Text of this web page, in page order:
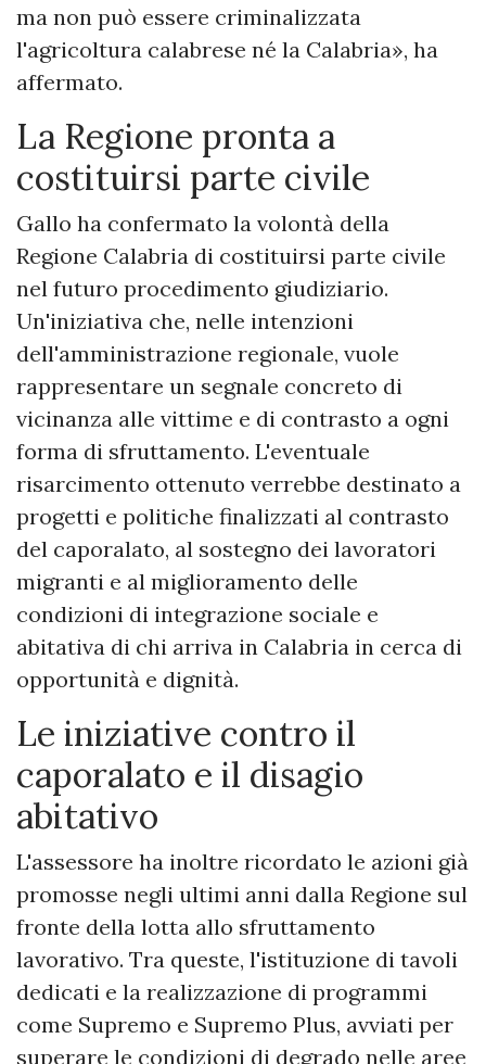
ma non può essere criminalizzata
l'agricoltura calabrese né la Calabria», ha
affermato.
La Regione pronta a
costituirsi parte civile
Gallo ha confermato la volontà della
Regione Calabria di costituirsi parte civile
nel futuro procedimento giudiziario.
Un'iniziativa che, nelle intenzioni
dell'amministrazione regionale, vuole
rappresentare un segnale concreto di
vicinanza alle vittime e di contrasto a ogni
forma di sfruttamento. L'eventuale
risarcimento ottenuto verrebbe destinato a
progetti e politiche finalizzati al contrasto
del caporalato, al sostegno dei lavoratori
migranti e al miglioramento delle
condizioni di integrazione sociale e
abitativa di chi arriva in Calabria in cerca di
opportunità e dignità.
Le iniziative contro il
caporalato e il disagio
abitativo
L'assessore ha inoltre ricordato le azioni già
promosse negli ultimi anni dalla Regione sul
fronte della lotta allo sfruttamento
lavorativo. Tra queste, l'istituzione di tavoli
dedicati e la realizzazione di programmi
come Supremo e Supremo Plus, avviati per
superare le condizioni di degrado nelle aree